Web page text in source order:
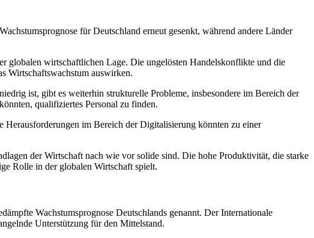
für Deutschland erneut gesenkt, während andere Länder
globalen wirtschaftlichen Lage. Die ungelösten Handelskonflikte und die
Wirtschaftswachstum auswirken.
ist, gibt es weiterhin strukturelle Probleme, insbesondere im Bereich der
qualifiziertes Personal zu finden.
im Bereich der Digitalisierung könnten zu einer
der Wirtschaft nach wie vor solide sind. Die hohe Produktivität, die starke
Rolle in der globalen Wirtschaft spielt.
Wachstumsprognose Deutschlands genannt. Der Internationale
Unterstützung für den Mittelstand.